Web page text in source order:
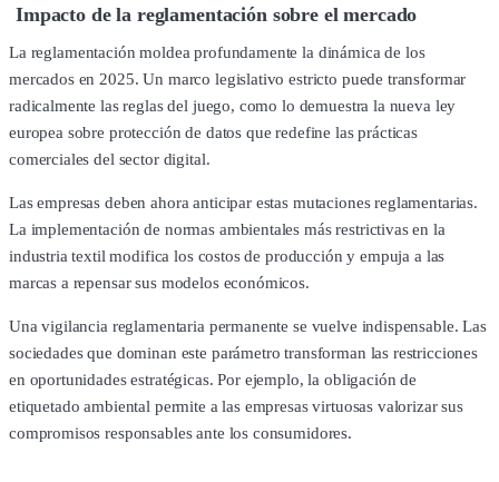
Impacto de la reglamentación sobre el mercado
La reglamentación moldea profundamente la dinámica de los
mercados en 2025. Un marco legislativo estricto puede transformar
radicalmente las reglas del juego, como lo demuestra la nueva ley
europea sobre protección de datos que redefine las prácticas
comerciales del sector digital.
Las empresas deben ahora anticipar estas mutaciones reglamentarias.
La implementación de normas ambientales más restrictivas en la
industria textil modifica los costos de producción y empuja a las
marcas a repensar sus modelos económicos.
Una vigilancia reglamentaria permanente se vuelve indispensable. Las
sociedades que dominan este parámetro transforman las restricciones
en oportunidades estratégicas. Por ejemplo, la obligación de
etiquetado ambiental permite a las empresas virtuosas valorizar sus
compromisos responsables ante los consumidores.